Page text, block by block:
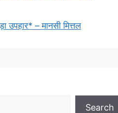
उपहार* – मानसी मित्तल
Search